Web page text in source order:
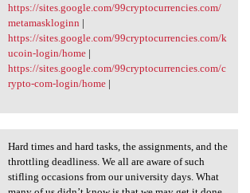
https://sites.google.com/99cryptocurrencies.com/
metamaskloginn |
https://sites.google.com/99cryptocurrencies.com/k
ucoin-login/home|
https://sites.google.com/99cryptocurrencies.com/c
rypto-com-login/home|
times and hard tasks,
Hard times and hard tasks, the assignments, and the
throttling deadliness. We all are aware of such
stifling occasions from our university days. What